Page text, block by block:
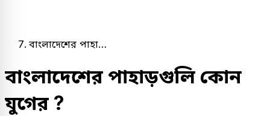
বাংলাদেশের পাহা…
বাংলাদেশের পাহাড়গুলি কোন
যুগের ?